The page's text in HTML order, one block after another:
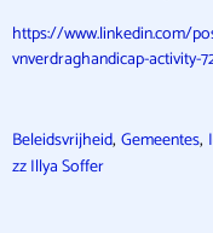
https://www.linkedin.com/
vnverdraghandicap-activity-
Beleidsvrijheid, Gemeentes,
zz Illya Soffer